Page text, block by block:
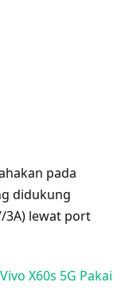
pada
didukung
3A) lewat port
X60s 5G Pakai